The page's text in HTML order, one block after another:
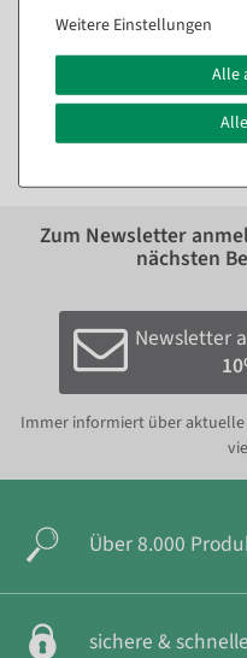
Sofort versandfähig.
ab 4,16 €
Zum Newsletter
nächsten
Newsletter
Immer informiert über aktuelle
Über 8.000
sichere &
Weitere Einstellungen
Alle